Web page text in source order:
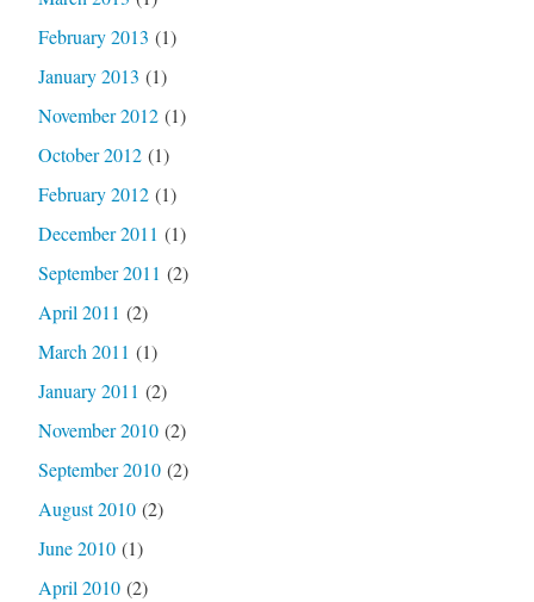
February 2013 (1)
January 2013 (1)
November 2012(1)
October 2012(1)
February 2012(1)
December 2011 (1)
September 2011 (2)
April 2011 (2)
March 2011 (1)
January 2011 (2)
November 2010(2)
September 2010(2)
August 2010(2)
June 2010(1)
April 2010(2)